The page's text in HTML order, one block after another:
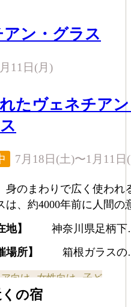
ン・グラス
11日(月)
たヴェネチア
7月18日(土)〜1月11日
身のまわりで広く使われ
は、約4000年前に人間の
知から生まれた人工素材
古今東西の絵画にはガラ
かれ、その形状や用途か
読み取ることができる。
・グラスを手がかりに、
地】
神奈川県足柄下
場所】
箱根ガラスの
向け 女性向け 子ど
展覧会
の宿